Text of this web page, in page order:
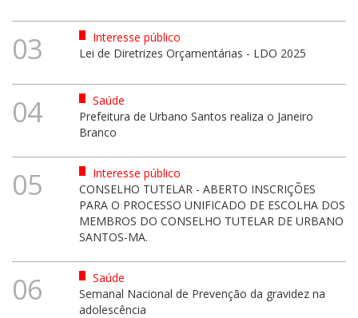
03
Interesse público
Lei de Diretrizes Orçamentárias - LDO 2025
04
Saúde
Prefeitura de Urbano Santos realiza o Janeiro
Branco
05
Interesse público
CONSELHO TUTELAR - ABERTO INSCRIÇÕES
PARA O PROCESSO UNIFICADO DE ESCOLHA DOS
MEMBROS DO CONSELHO TUTELAR DE URBANO
SANTOS-MA.
06
Saúde
Semanal Nacional de Prevenção da gravidez na
adolescência